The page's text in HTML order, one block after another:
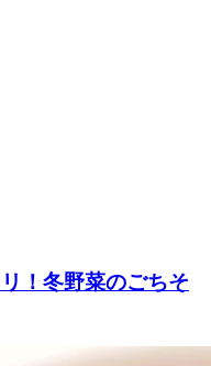
！冬野菜のごちそ